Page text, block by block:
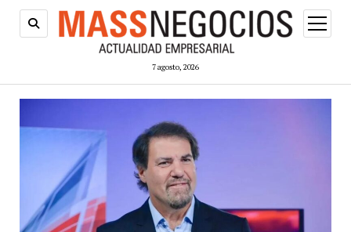
7 agosto, 2026
abrir
menú